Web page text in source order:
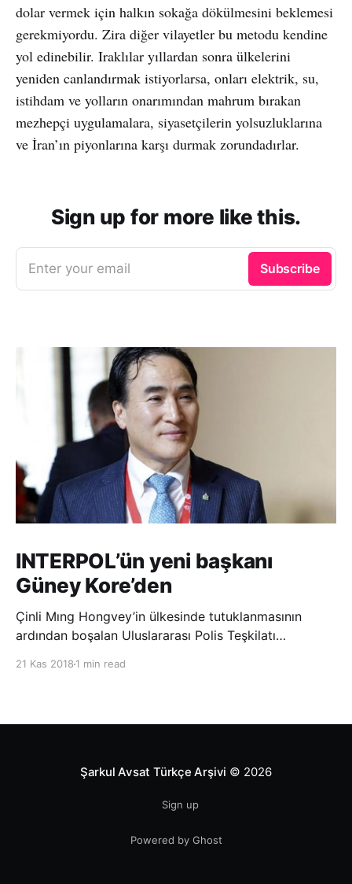
dolar vermek için halkın sokağa dökülmesini beklemesi
gerekmiyordu. Zira diğer vilayetler bu metodu kendine
yol edinebilir. Iraklılar yıllardan sonra ülkelerini
yeniden canlandırmak istiyorlarsa, onları elektrik, su,
istihdam ve yolların onarımından mahrum bırakan
mezhepçi uygulamalara, siyasetçilerin yolsuzluklarına
ve İran’ın piyonlarına karşı durmak zorundadırlar.
Sign up for more like this.
Enter your email Subscribe
INTERPOL’ün yeni başkanı
Güney Kore’den
Çinli Mıng Hongvey’in ülkesinde tutuklanmasının
ardından boşalan Uluslararası Polis Teşkilatı
21 Kas 2018 1 min read
Şarkul Avsat Türkçe Arşivi © 2026
Sign up
Powered by Ghost